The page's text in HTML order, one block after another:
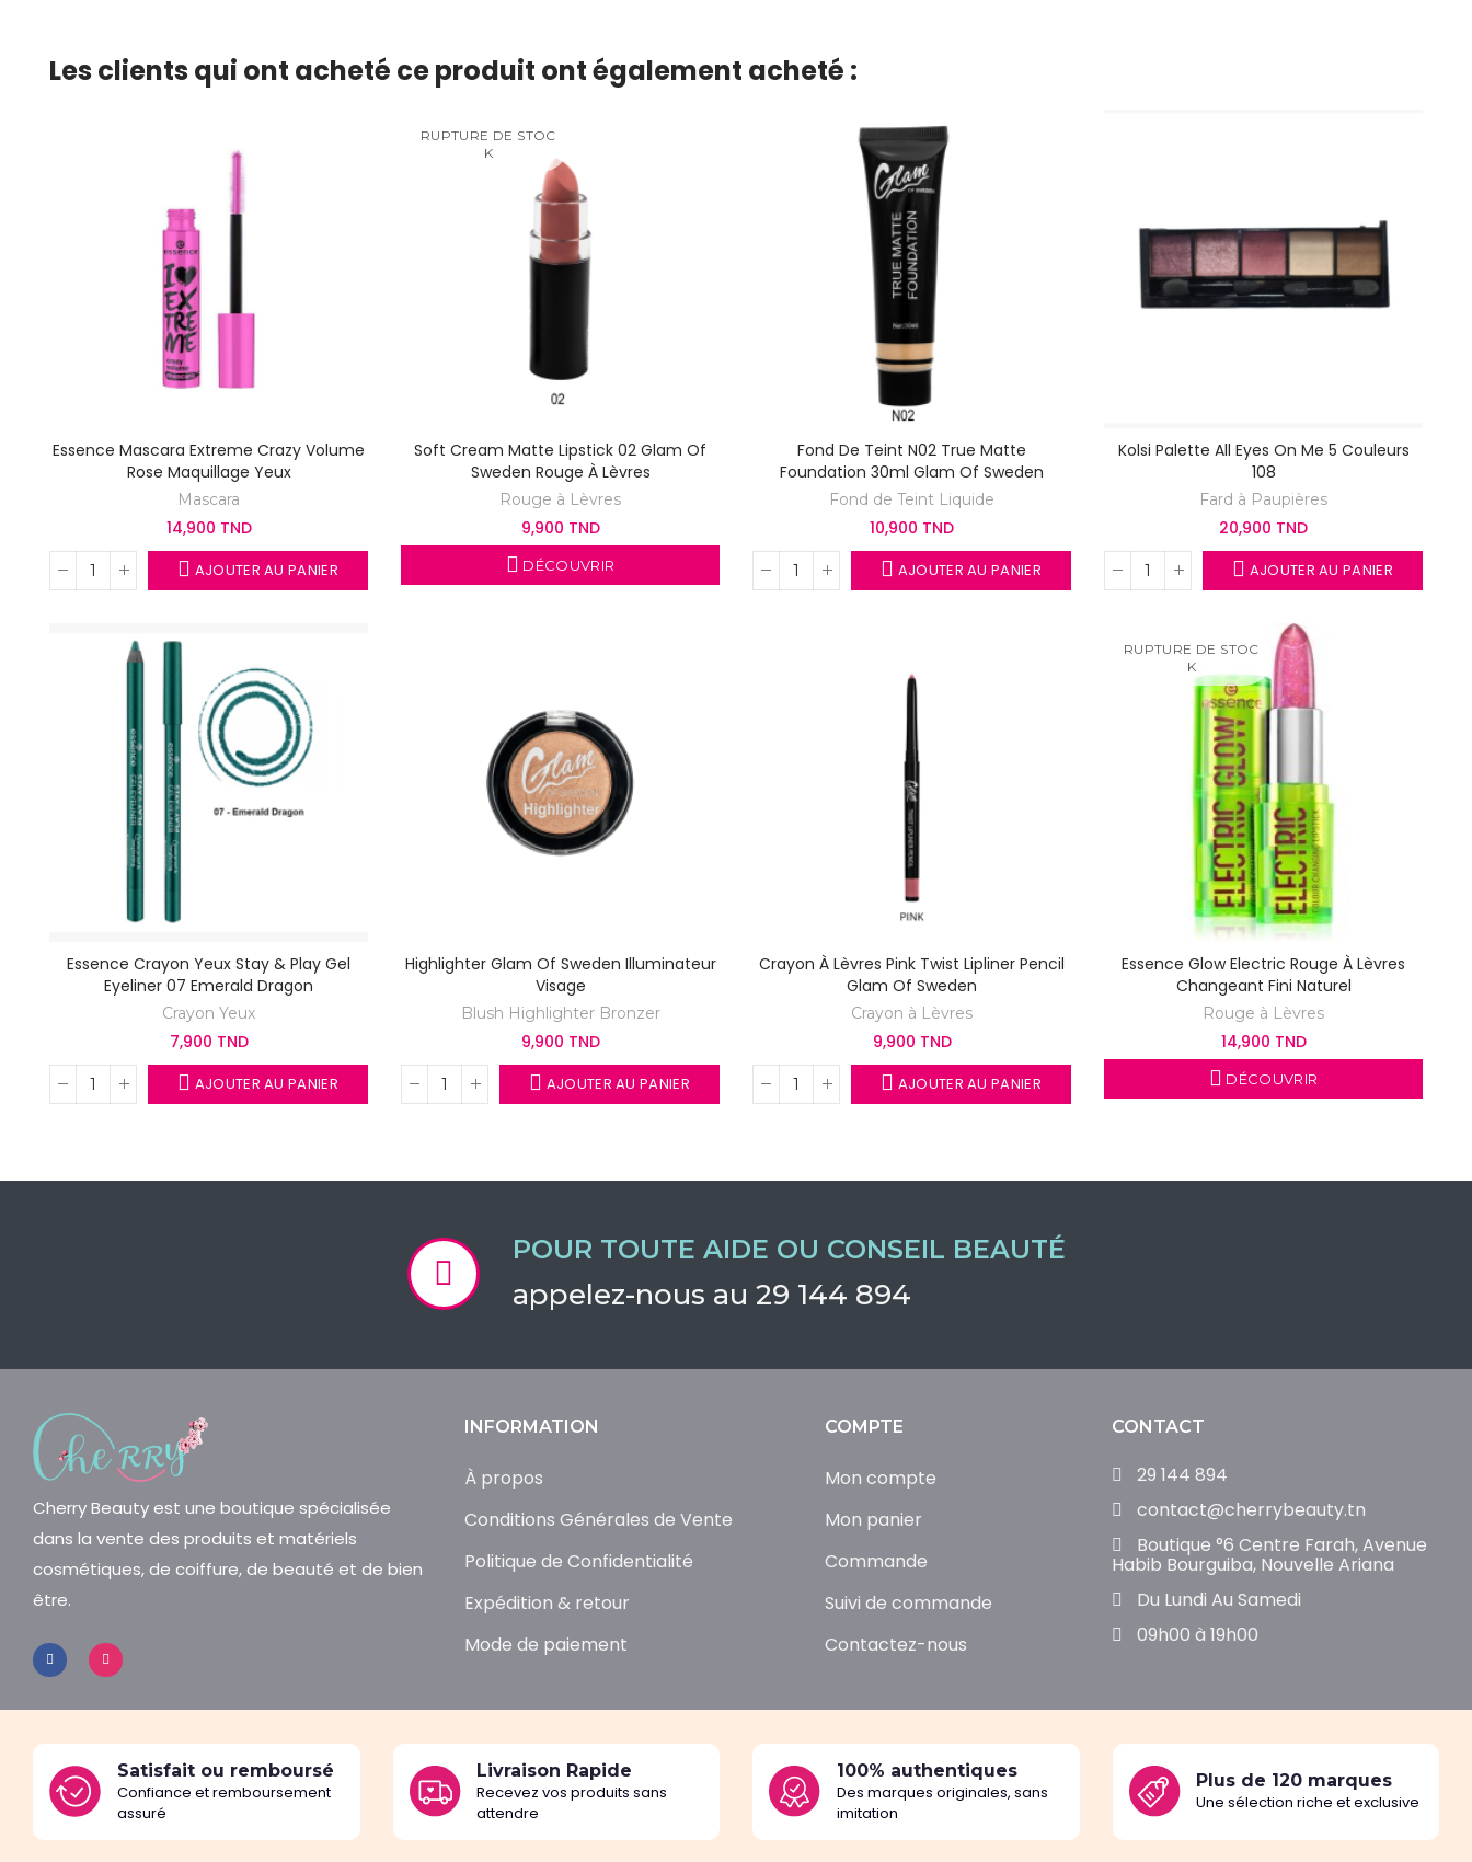
Les clients qui ont acheté ce produit ont également acheté :
Essence Mascara Extreme Crazy Volume
Rose Maquillage Yeux
Mascara
14,900 TND
AJOUTER AU PANIER
RUPTURE DE STOC
K
Soft Cream Matte Lipstick 02 Glam Of
Sweden Rouge À Lèvres
Rouge à Lèvres
9,900 TND
DÉCOUVRIR
Fond De Teint N02 True Matte
Foundation 30ml Glam Of Sweden
Fond de Teint Liquide
10,900 TND
AJOUTER AU PANIER
Kolsi Palette All Eyes On Me 5 Couleurs
108
Fard à Paupières
20,900 TND
AJOUTER AU PANIER
Essence Crayon Yeux Stay & Play Gel
Eyeliner 07 Emerald Dragon
Crayon Yeux
7,900 TND
AJOUTER AU PANIER
Highlighter Glam Of Sweden Illuminateur
Visage
Blush Highlighter Bronzer
9,900 TND
AJOUTER AU PANIER
Crayon À Lèvres Pink Twist Lipliner Pencil
Glam Of Sweden
Crayon à Lèvres
9,900 TND
AJOUTER AU PANIER
RUPTURE DE STOC
K
Essence Glow Electric Rouge À Lèvres
Changeant Fini Naturel
Rouge à Lèvres
14,900 TND
DÉCOUVRIR
POUR TOUTE AIDE OU CONSEIL BEAUTÉ
appelez-nous au 29 144 894
Cherry Beauty est une boutique spécialisée
dans la vente des produits et matériels
cosmétiques, de coiffure, de beauté et de bien
être.
INFORMATION
À propos
Conditions Générales de Vente
Politique de Confidentialité
Expédition & retour
Mode de paiement
COMPTE
Mon compte
Mon panier
Commande
Suivi de commande
Contactez-nous
CONTACT
29 144 894
contact@cherrybeauty.tn
Boutique °6 Centre Farah, Avenue
Habib Bourguiba, Nouvelle Ariana
Du Lundi Au Samedi
09h00 à 19h00
Satisfait ou remboursé
Confiance et remboursement
assuré
Livraison Rapide
Recevez vos produits sans
attendre
100% authentiques
Des marques originales, sans
imitation
Plus de 120 marques
Une sélection riche et exclusive